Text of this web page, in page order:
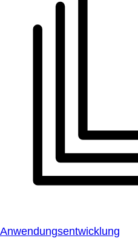
Anwendungsentwicklung